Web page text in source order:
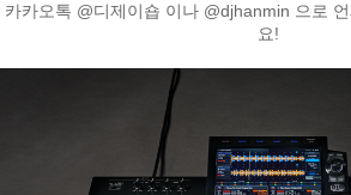
카카오톡 @디제이숍 이나 @djhanmin 으로
요!